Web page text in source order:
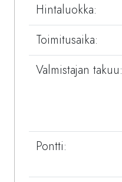
Hintaluokka:
Toimitusaika:
Valmistajan takuu:
Pontti: